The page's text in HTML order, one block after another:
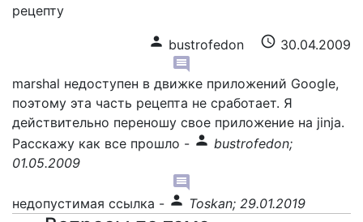
рецепту
person bustrofedon schedule 30.04.2009
comment
marshal недоступен в движке приложений Google,
поэтому эта часть рецепта не сработает. Я
действительно переношу свое приложение на jinja.
Расскажу как все прошло - person bustrofedon;
01.05.2009
comment
недопустимая ссылка - person Toskan; 29.01.2019